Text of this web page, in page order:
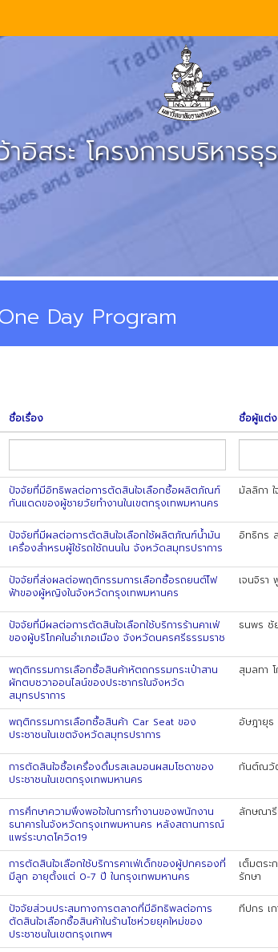
อิสระ โครงการบริหาร
Day Program
ชื่อเรื่อง ชื่อผู้แต่ง
ปัจจัยที่มีอิทธิพลต่อการตัดสินใจเลือกซื้อผลิตภัณฑ์
กันแดดของผู้ชายวัยทำงานในเขตกรุงเทพมหานคร
มัลลิกา ใ
ปัจจัยที่มีผลต่อการตัดสินใจเลือกใช้ผลิตภัณฑ์น้ำมัน
เครื่องสำหรบผู้ใช้รถใช้ถนนใน จังหวัดสมุทรปราการ
อิทธิกร
ปัจจัยที่ส่งผลต่อพฤติกรรมการเลือกซื้อรถยนต์ไ์ฟ
ฟ้าของผู้หญิงในจังหวัดกรุงเทพมหานคร
เจนจิรา
ปัจจัยที่มีผลต่อการตัดสินใจเลือกใช้บริการร้านคาเฟ่
ของผู้บริโภคในอำเภอเมือง จังหวัดนครศรีธรรมราช
ธนพร ชั
พฤติกรรมการเลือกซื้อสินค้าหัตถกรรมกระเป๋าสาน
ผักตบชวาออนไลน์ของประชากรในจังหวัด
สมุทรปราการ
สุมลทา
พฤติกรรมการเลือกซื้อสินค้า Car Seat ของ
ประชาชนในเขตจังหวัดสมุทรปราการ
อัษฎายุ
การตัดสินใจซื้อเครื่องดื่มรสเลมอนผสมโซดาของ
ประชาชนในเขตกรุงเทพมหานคร
กันต์ณวั
การศึกษาความพึงพอใจในการทํางานของพนักงาน
ธนาคารในจังหวัดกรุงเทพมหานคร หลังสถานการณ์
แพร่ระบาดโควิด19
ลักษณา
การตัดสินใจเลือกใช้บริการคาเฟ่เด็กของผู้ปกครองที่
มีลูก อายุตั้งแต่ 0-7 ปี ในกรุงเทพมหานคร
เต็มตระ
รักษา
ปัจจัยส่วนประสมทางการตลาดที่มีอิทธิพลต่อการ
ตัดสินใจเลือกซื้อสินค้าในร้านโชห่วยยุคใหม่ของ
ประชาชนในเขตกรุงเทพฯ
ทีปกร เ